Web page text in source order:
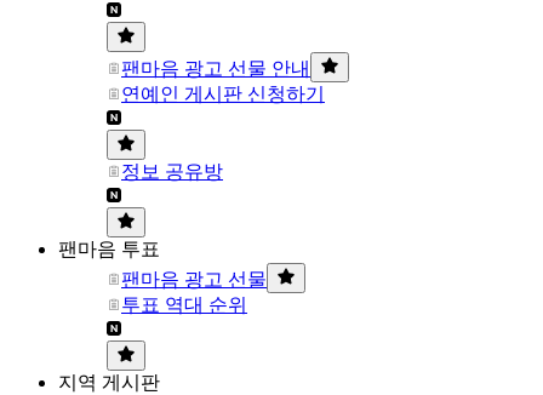
팬마음 광고 선물 안내
연예인 게시판 신청하기
정보 공유방
팬마음 투표
팬마음 광고 선물
투표 역대 순위
지역 게시판